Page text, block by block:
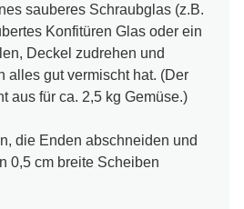
sauberes Schraubglas (z.B.
Konfitüren Glas oder ein
Deckel zudrehen und
alles gut vermischt hat. (Der
aus für ca. 2,5 kg Gemüse.)
die Enden abschneiden und
0,5 cm breite Scheiben